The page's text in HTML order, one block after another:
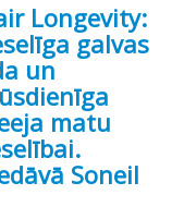
Longevity:
galvas
un
matu
Soneil